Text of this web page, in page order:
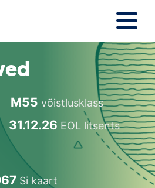
100!
M55 võistlusklass
31.12.26 EOL litsents
Si kaart